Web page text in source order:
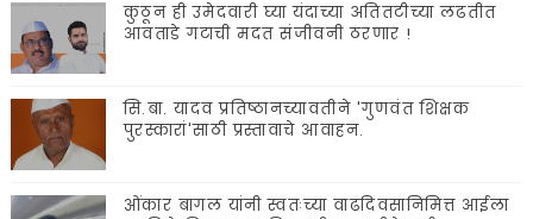
कुठून ही उमेदवारी घ्या यंदाच्या अतितटीच्या लढतीत
आवताडे गटाची मदत संजीवनी ठरणार !
सि.बा. यादव प्रतिष्ठानच्यावतीने 'गुणवंत शिक्षक
पुरस्कारां'साठी प्रस्तावाचे आवाहन.
ओंकार बागल यांनी स्वतःच्या वाढदिवसानिमित्त आईला